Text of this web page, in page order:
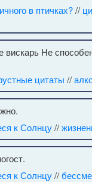
в птичках?//
Не
цитаты //
к Солнцу//
к Солнцу//